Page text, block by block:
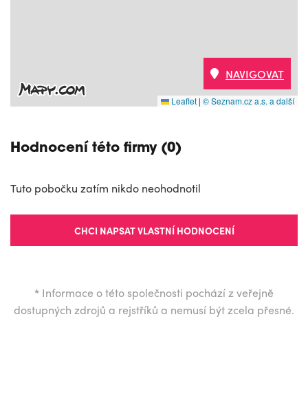
Leaflet | © Seznam.cz a.s. a další
NAVIGOVAT
Hodnocení této firmy (0)
Tuto pobočku zatím nikdo neohodnotil
CHCI NAPSAT VLASTNÍ HODNOCENÍ
* Informace o této společnosti pochází z veřejně
dostupných zdrojů a rejstříků a nemusí být zcela přesné.